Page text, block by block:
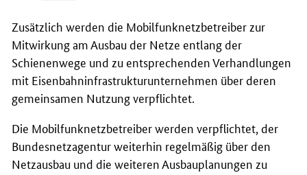
Zusätzlich werden die Mobilfunknetzbetreiber zur
Mitwirkung am Ausbau der Netze entlang der
Schienenwege und zu entsprechenden Verhandlungen
mit Eisenbahninfrastrukturunternehmen über deren
gemeinsamen Nutzung verpflichtet.
Die Mobilfunknetzbetreiber werden verpflichtet, der
Bundesnetzagentur weiterhin regelmäßig über den
Netzausbau und die weiteren Ausbauplanungen zu